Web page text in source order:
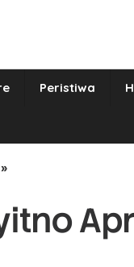
Peristiwa
»
Tes
Swan